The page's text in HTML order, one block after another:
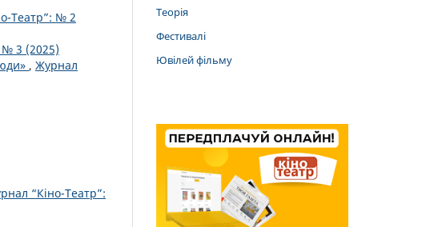
Театр”: № 2
№ 3 (2025)
, Журнал
“Кіно-Театр”:
Теорія
Фестивалі
Ювілей фільму